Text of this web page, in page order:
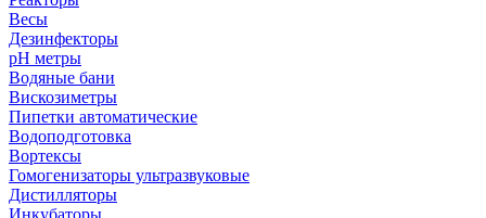
Весы
Дезинфекторы
рН метры
Водяные бани
Вискозиметры
Пипетки автоматические
Водоподготовка
Вортексы
Гомогенизаторы ультразвуковые
Дистилляторы
Инкубаторы